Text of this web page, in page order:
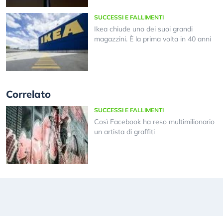
SUCCESSI E FALLIMENTI
Ikea chiude uno dei suoi grandi
magazzini. È la prima volta in 40 anni
Correlato
SUCCESSI E FALLIMENTI
Così Facebook ha reso multimilionario
un artista di graffiti